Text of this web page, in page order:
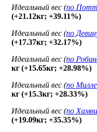
Идеальный вес (по
(+21.12кг; +39.11%)
Идеальный вес (по
(+17.37кг; +32.17%)
Идеальный вес (по
кг (+15.65кг; +28.98%)
Идеальный вес (по
кг (+15.3кг; +28.33%)
Идеальный вес (по Хамви
(+19.09кг; +35.35%)